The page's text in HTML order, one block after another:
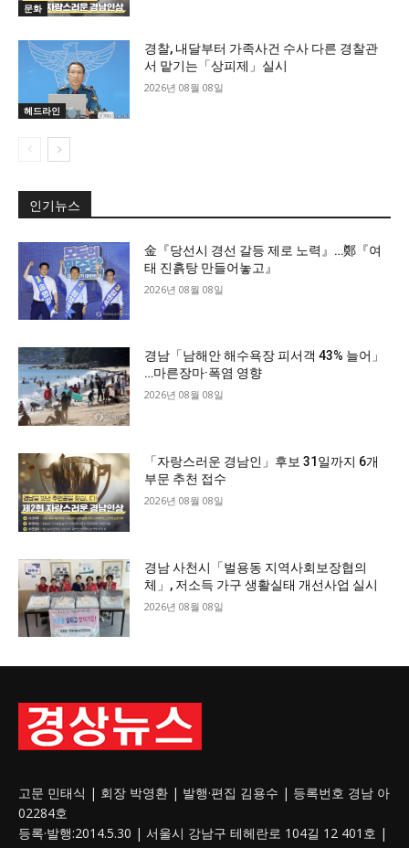
문화
헤드라인
경찰, 내달부터 가족사건 수사 다른 경찰관
서 맡기는「상피제」실시
2026년 08월 08일
인기뉴스
金『당선시 경선 갈등 제로 노력』…鄭『여
태 진흙탕 만들어놓고』
2026년 08월 08일
경남「남해안 해수욕장 피서객 43% 늘어」
…마른장마·폭염 영향
2026년 08월 08일
「자랑스러운 경남인」후보 31일까지 6개
부문 추천 접수
2026년 08월 08일
경남 사천시「벌용동 지역사회보장협의
체」, 저소득 가구 생활실태 개선사업 실시
2026년 08월 08일
고문 민태식 | 회장 박영환 | 발행·편집 김용수 | 등록번호 경남 아
02284호
등록·발행:2014.5.30 | 서울시 강남구 테헤란로 104길 12 401호 |